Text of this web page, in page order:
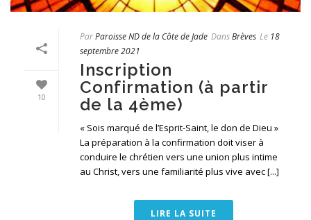
10
ParParoisse ND de la Côte de Jade DansBrèves Le 18
septembre 2021
Inscription
Confirmation (à partir
de la 4ème)
« Sois marqué de l’Esprit-Saint, le don de Dieu »
La préparation à la confirmation doit viser à
conduire le chrétien vers une union plus intime
au Christ, vers une familiarité plus vive avec [...]
LIRE LA SUITE